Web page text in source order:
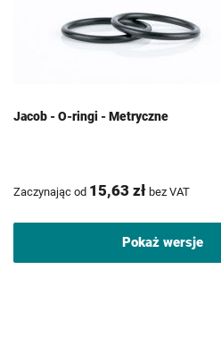
Jacob - O-ringi - Metryczne
Zaczynając od 15,63 zł bez VAT
Pokaż wersje